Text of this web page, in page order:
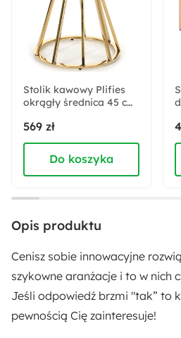
Połysk
Wykończenie korpusu:
Matowe
Maksymalny rozmiar
75 cali
Wysokość:
51.4 cm
Głębokość:
36.8 cm
Szerokość:
190 cm
Stolik kawowy Plifies
okrągły średnica 45 cm
569 zł
Do koszyka
Opis produktu
Cenisz sobie innowacyjne
szykowne aranżacje i to w nich
Jeśli odpowiedź brzmi "tak” to
pewnością Cię zainteresuje!